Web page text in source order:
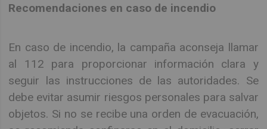
Recomendaciones en caso de incendio
En caso de incendio, la campaña aconseja llamar
al 112 para proporcionar información clara y
seguir las instrucciones de las autoridades. Se
debe evitar asumir riesgos personales para salvar
objetos. Si no se recibe una orden de evacuación,